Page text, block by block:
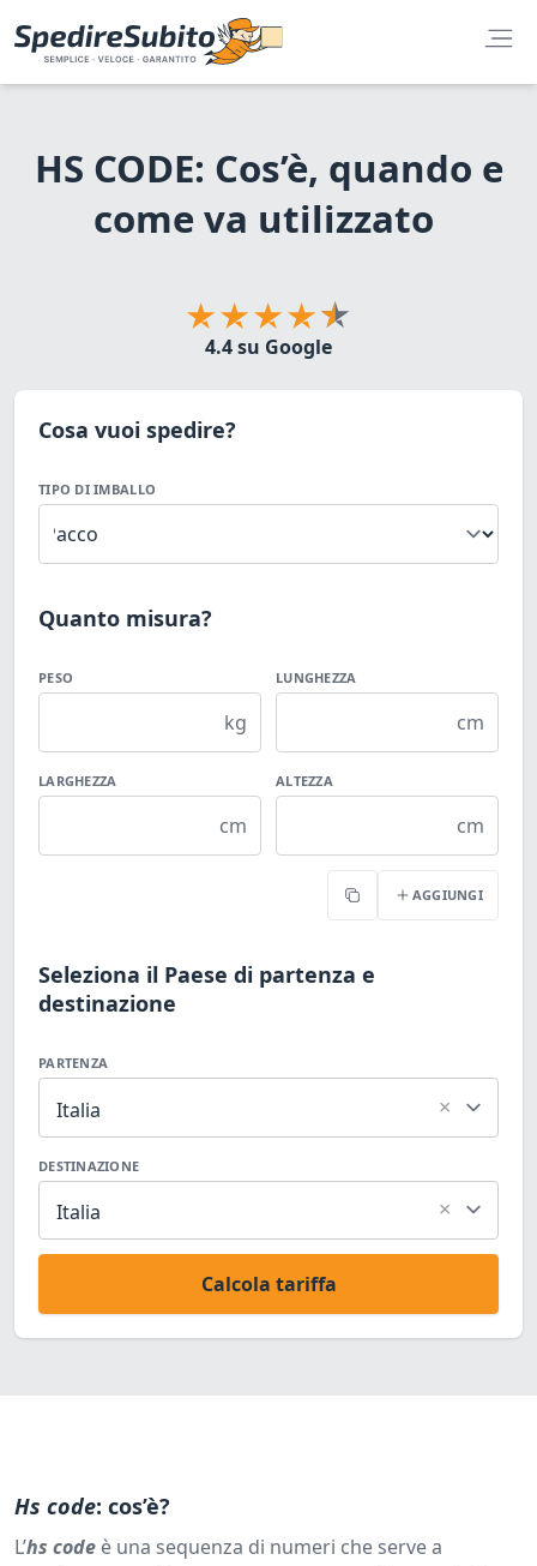
HS CODE: Cos’è, quando e
come va utilizzato
4.4 su Google
Cosa vuoi spedire?
TIPO DI IMBALLO
Quanto misura?
PESO
kg
LUNGHEZZA
cm
LARGHEZZA
cm
ALTEZZA
cm
Copia AGGIUNGI
Seleziona il Paese di partenza e
destinazione
PARTENZA
Italia ×
DESTINAZIONE
Italia ×
Calcola tariffa
Hs code: cos’è?
L’hs code è una sequenza di numeri che serve a